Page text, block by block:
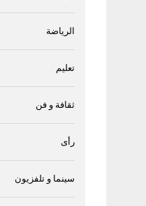
الرياضة
تعليم
ثقافة و فن
رأى
سينما و تلفزيون